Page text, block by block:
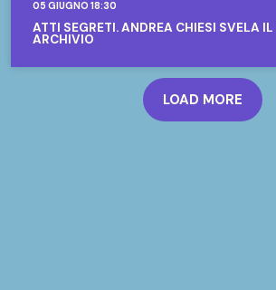
05 GIUGNO 18:30
ATTI SEGRETI. ANDREA CHIESI SVELA
ARCHIVIO
LOAD MORE